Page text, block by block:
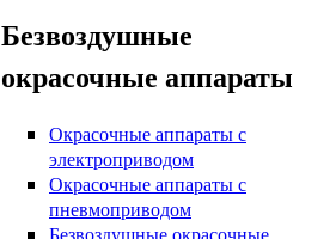
Безвоздушные
окрасочные аппараты
Окрасочные аппараты с
электроприводом
Окрасочные аппараты с
пневмоприводом
Безвоздушные окрасочные